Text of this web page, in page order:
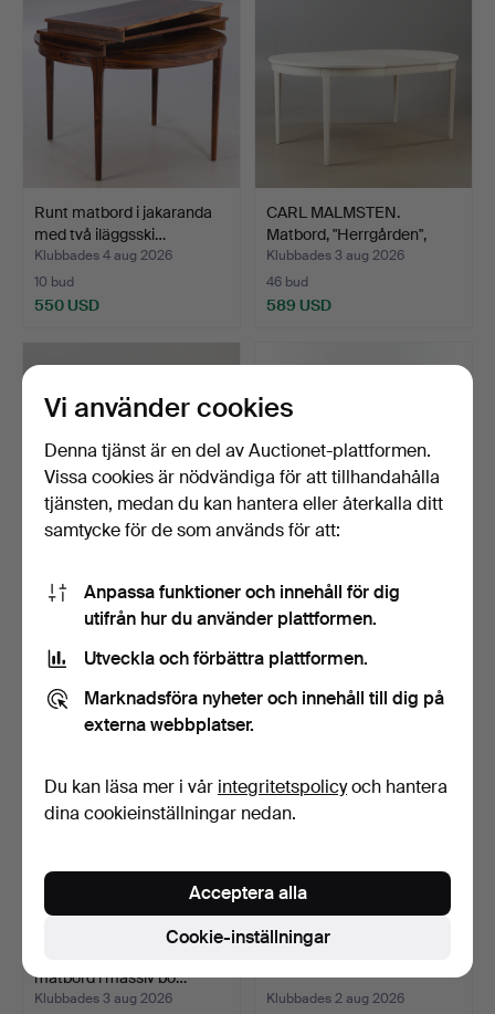
Runt matbord i jakaranda
med två iläggsski…
Klubbades 4 aug 2026
10 bud
550 USD
CARL MALMSTEN.
Matbord, "Herrgården",
vitm…
Klubbades 3 aug 2026
46 bud
589 USD
Matbord i teak, utdragbart,
1960-tal.
Klubbades 3 aug 2026
14 bud
SKOVBY MØBELFABRIK.
Runt matbord i jakaran…
Klubbades 3 aug 2026
8 bud
matbord i massiv bo…
Klubbades 3 aug 2026
Klubbades 2 aug 2026
Vi använder cookies
Denna tjänst är en del av Auctionet-plattformen.
Vissa cookies är nödvändiga för att tillhandahålla
tjänsten, medan du kan hantera eller återkalla ditt
samtycke för de som används för att:
Anpassa funktioner och innehåll för dig
utifrån hur du använder plattformen.
Utveckla och förbättra plattformen.
Marknadsföra nyheter och innehåll till dig på
externa webbplatser.
Du kan läsa mer i vår integritetspolicyoch hantera
dina cookieinställningar nedan.
Cookie-inställningar
Acceptera alla